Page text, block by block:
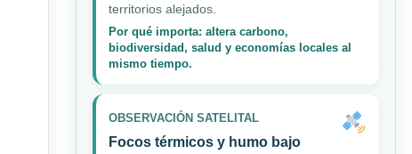
territorios alejados.
Por qué importa: altera carbono,
biodiversidad, salud y economías locales al
mismo tiempo.
OBSERVACIÓN SATELITAL
Focos térmicos y humo bajo